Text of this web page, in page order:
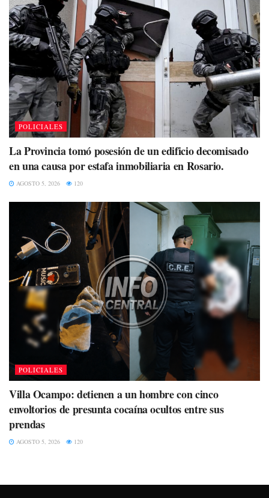
POLICIALES
La Provincia tomó posesión de un edificio decomisado
en una causa por estafa inmobiliaria en Rosario.
AGOSTO 5, 2026 120
POLICIALES
Villa Ocampo: detienen a un hombre con cinco
envoltorios de presunta cocaína ocultos entre sus
prendas
AGOSTO 5, 2026 120